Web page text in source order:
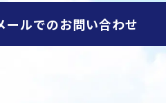
ールでのお問い合わせ